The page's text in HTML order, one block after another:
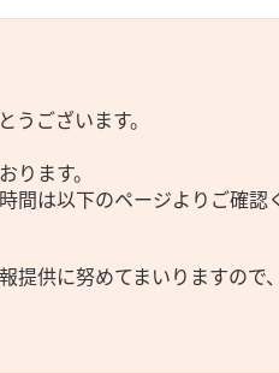
ございます。
ます。
は以下のページよりご確認
供に努めてまいりますので